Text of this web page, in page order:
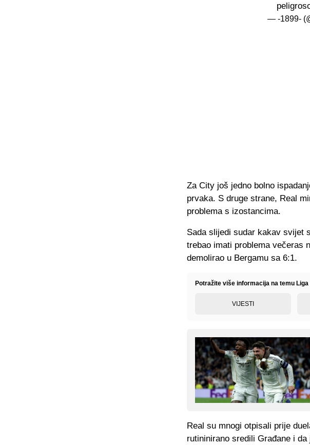
— -1899-
Za City još jedno bolno
prvaka. S druge strane, Real
problema s izostancima.
Sada slijedi sudar kakav svijet
trebao imati problema večeras
demolirao u Bergamu sa 6:1.
Potražite više informacija na temu
VIJESTI
Real su mnogi otpisali prije
rutininirano sredili Građane i